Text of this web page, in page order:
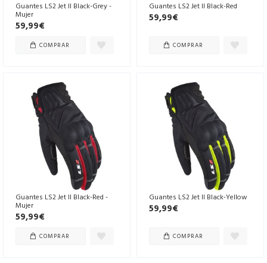
Guantes LS2 Jet II Black-Grey -
Mujer
59,99€
COMPRAR
Guantes LS2 Jet II Black-Red
59,99€
COMPRAR
Guantes LS2 Jet II Black-Red -
Mujer
59,99€
COMPRAR
Guantes LS2 Jet II Black-Yellow
59,99€
COMPRAR